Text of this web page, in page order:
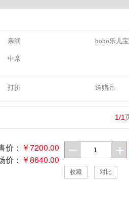
亲润 bobo乐儿宝
中亲
打折 送赠品
1/1
收藏 对比
价： ￥7200.00
价： ￥8640.00